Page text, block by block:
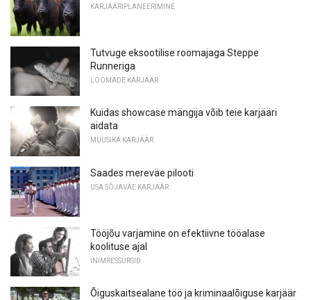
KARJÄÄRIPLANEERIMINE
Tutvuge eksootilise roomajaga Steppe
Runneriga
LOOMADE KARJÄÄR
Kuidas showcase mängija võib teie karjääri
aidata
MUUSIKA KARJÄÄR
Saades mereväe pilooti
USA SÕJAVÄE KARJÄÄR
Tööjõu varjamine on efektiivne tööalase
koolituse ajal
INIMRESSURSID
Õiguskaitsealane töö ja kriminaalõiguse karjäär